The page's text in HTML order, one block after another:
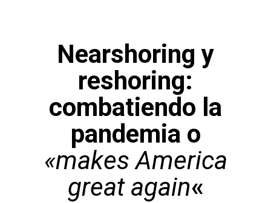
Nearshoring y
reshoring:
combatiendo la
pandemia o
«makes America
great again«